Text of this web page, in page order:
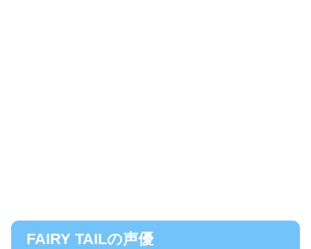
FAIRY TAILの声優